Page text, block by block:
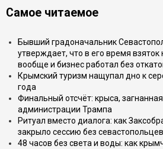
Самое читаемое
Бывший градоначальник
утверждает, что в его время
вообще и бизнес работал без
Крымский туризм нащупал дно к
года
Финальный отсчёт: крыса,
администрации Трампа
Ритуал вместо диалога: как
закрыло сессию без севастопольцев
48 часов без света и воды: как